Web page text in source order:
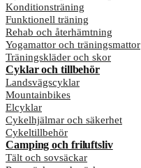
Konditionsträning
Funktionell träning
Rehab och återhämtning
Yogamattor och träningsmattor
Träningskläder och skor
Cyklar och tillbehör
Landsvägscyklar
Mountainbikes
Elcyklar
Cykelhjälmar och säkerhet
Cykeltillbehör
Camping och friluftsliv
Tält och sovsäckar